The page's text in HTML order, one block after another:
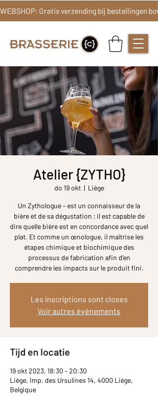
Atelier {ZYTHO}
do 19 okt
  |
Liège
Un Zythologue – est un connaisseur de la
bière et de sa dégustation ; il est capable de
dire quelle bière est en concordance avec quel
plat. Et comme un œnologue, il maîtrise les
étapes chimique et biochimique des
processus de fabrication afin d’en
comprendre les impacts sur le produit fini.
Les inscriptions sont closes
Voir autres événements
Tijd en locatie
19 okt 2023, 18:30 – 20:30
Liège, Imp. des Ursulines 14, 4000 Liège,
Belgique